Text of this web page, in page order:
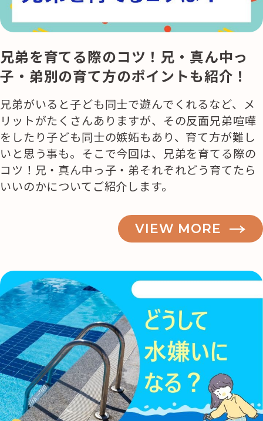
兄弟を育てる際のコツ！兄・真ん中っ
子・弟別の育て方のポイントも紹介！
兄弟がいると子ども同士で遊んでくれるなど、メ
リットがたくさんありますが、その反面兄弟喧嘩
をしたり子ども同士の嫉妬もあり、育て方が難し
いと思う事も。そこで今回は、兄弟を育てる際の
コツ！兄・真ん中っ子・弟それぞれどう育てたら
いいのかについてご紹介します。
VIEW MORE